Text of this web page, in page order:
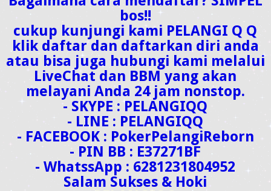
bos!!
cukup kunjungi kami PELANGI Q Q
klik daftar dan daftarkan diri anda
atau bisa juga hubungi kami melalui
LiveChat dan BBM yang akan
melayani Anda 24 jam nonstop.
- SKYPE : PELANGIQQ
- LINE : PELANGIQQ
- FACEBOOK : PokerPelangiReborn
- PIN BB : E37271BF
- WhatssApp : 6281231804952
Salam Sukses & Hoki